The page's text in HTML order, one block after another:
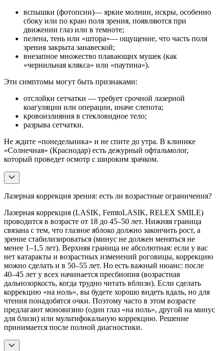
вспышки (фотопсии)— яркие молнии, искры, особенно
сбоку или по краю поля зрения, появляются при
движении глаз или в темноте;
пелена, тень или «штора»— ощущение, что часть поля
зрения закрыта занавеской;
внезапное множество плавающих мушек (как
«чернильная клякса» или «паутина»).
Эти симптомы могут быть признаками:
отслойки сетчатки — требует срочной лазерной
коагуляции или операции, иначе слепота;
кровоизлияния в стекловидное тело;
разрыва сетчатки.
Не ждите «понедельника» и не спите до утра. В клинике
«Солнечная» (Краснодар) есть дежурный офтальмолог,
который проведет осмотр с широким зрачком.
Лазерная коррекция зрения: есть ли возрастные ограничения?
Лазерная коррекция (LASIK, FemtoLASIK, RELEX SMILE)
проводится в возрасте от 18 до 45–50 лет. Нижняя граница
связана с тем, что глазное яблоко должно закончить рост, а
зрение стабилизироваться (минус не должен меняться не
менее 1–1,5 лет). Верхняя граница не абсолютная: если у вас
нет катаракты и возрастных изменений роговицы, коррекцию
можно сделать и в 50–55 лет. Но есть важный нюанс: после
40–45 лет у всех начинается пресбиопия (возрастная
дальнозоркость, когда трудно читать вблизи). Если сделать
коррекцию «на ноль», вы будете хорошо видеть вдаль, но для
чтения понадобятся очки. Поэтому часто в этом возрасте
предлагают моновизию (один глаз «на ноль», другой на минус
для близи) или мультифокальную коррекцию. Решение
принимается после полной диагностики.